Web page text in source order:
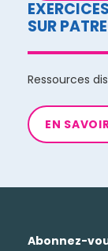
SUR
Ressources
EN
Abonnez-